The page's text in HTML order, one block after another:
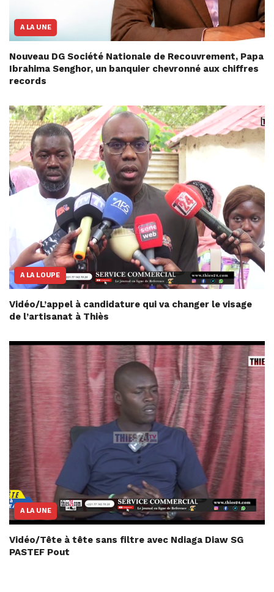
A LA UNE
Nouveau DG Société Nationale de Recouvrement, Papa
Ibrahima Senghor, un banquier chevronné aux chiffres
records
A LA LOUPE
Vidéo/L’appel à candidature qui va changer le visage
de l’artisanat à Thiès
A LA UNE
Vidéo/Tête à tête sans filtre avec Ndiaga Diaw SG
PASTEF Pout